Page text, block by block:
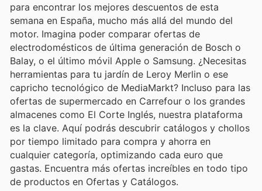
para encontrar los mejores descuentos de esta
semana en España, mucho más allá del mundo del
motor. Imagina poder comparar ofertas de
electrodomésticos de última generación de Bosch o
Balay, o el último móvil Apple o Samsung. ¿Necesitas
herramientas para tu jardín de Leroy Merlin o ese
capricho tecnológico de MediaMarkt? Incluso para las
ofertas de supermercado en Carrefour o los grandes
almacenes como El Corte Inglés, nuestra plataforma
es la clave. Aquí podrás descubrir catálogos y chollos
por tiempo limitado para compra y ahorra en
cualquier categoría, optimizando cada euro que
gastas. Encuentra más ofertas increíbles en todo tipo
de productos en Ofertas y Catálogos.